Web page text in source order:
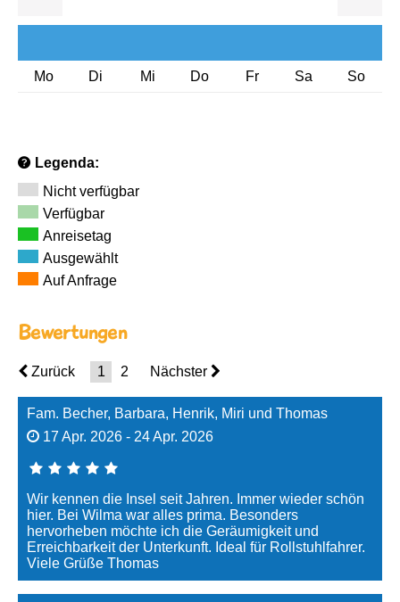
Mo Di Mi Do Fr Sa So
Legenda:
Nicht verfügbar
Verfügbar
Anreisetag
Ausgewählt
Auf Anfrage
Bewertungen
Zurück 1 2 Nächster
Fam. Becher, Barbara, Henrik, Miri und Thomas
17 Apr. 2026 - 24 Apr. 2026
Wir kennen die Insel seit Jahren. Immer wieder schön
hier. Bei Wilma war alles prima. Besonders
hervorheben möchte ich die Geräumigkeit und
Erreichbarkeit der Unterkunft. Ideal für Rollstuhlfahrer.
Viele Grüße Thomas